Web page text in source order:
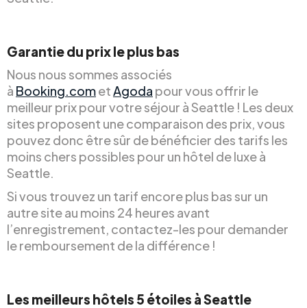
Garantie du prix le plus bas
Nous nous sommes associés
à Booking.cometAgoda pour vous offrir le
meilleur prix pour votre séjour à Seattle ! Les deux
sites proposent une comparaison des prix, vous
pouvez donc être sûr de bénéficier des tarifs les
moins chers possibles pour un hôtel de luxe à
Seattle.
Si vous trouvez un tarif encore plus bas sur un
autre site au moins 24 heures avant
l’enregistrement, contactez-les pour demander
le remboursement de la différence !
Les meilleurs hôtels 5 étoiles à Seattle